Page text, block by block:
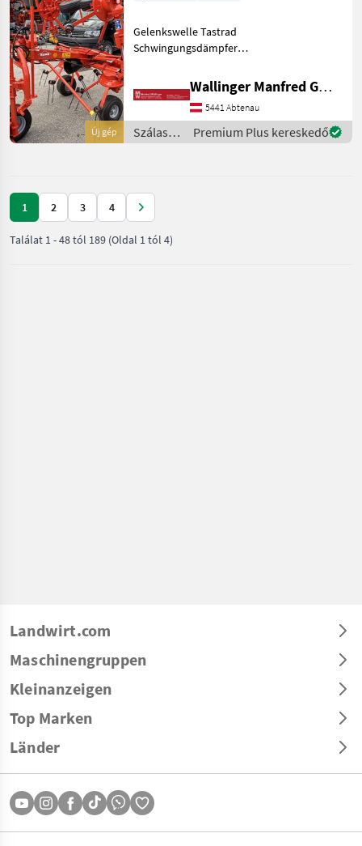
Új gép
Gelenkswelle Tastrad
Schwingungsdämpfer
magasságállítás,
Függesztett rendkezelő
Szálastakarmány
betakarítók Rendkezelő
Wallinger Manfred GmbH.
5441 Abtenau
Szálastakarmány
betakarítók
Premium Plus kereskedő
1 2 3 4
Találat 1-48tól 189 (Oldal 1 tól 4)
Landwirt.com
Maschinengruppen
Kleinanzeigen
Top Marken
Länder